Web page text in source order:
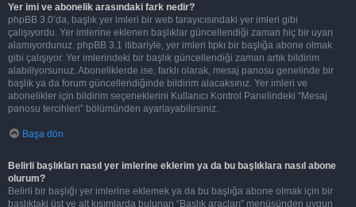
Yer imi ve abonelik arasındaki fark nedir?
phpBB 3.0’da, başlık yer imleri bir web tarayıcısındaki yer imleri gibi
çalışıyordu. Yer imlerine eklenen başlıklar güncellendiği zaman hiç bir uyarı
alamıyordunuz. phpBB 3.1 itibariyle, yer imleri tıpkı bir başlığa abone olmak
gibi çalışıyor. Yer imlerindeki bir başlık güncellendiği zaman artık bildirim
alabiliyorsunuz. Aboneliklerde ise, farklı olarak, mesaj panosu genelinde bir
başlık ya da forum güncellendiğinde bildirim alacaksınız. Yer imleri ve
abonelikler için bildirim seçeneklerini Kullanıcı Kontrol Panelindeki “Mesaj
panosu tercihleri” bölümünden ayarlayabilirsiniz.
Başa dön
Belirli başlıkları nasıl yer imlerine eklerim ya da bu başlıklara nasıl abone
olurum?
Belirli bir başlığı yer imlerine eklemek ya da bu başlığa abone olmak için bir
başlıktaki üst ve alt kısımlarda bulunan “Başlık araçları” menüsünden uygun